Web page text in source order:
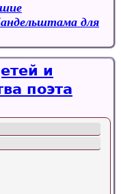
для
и
поэта